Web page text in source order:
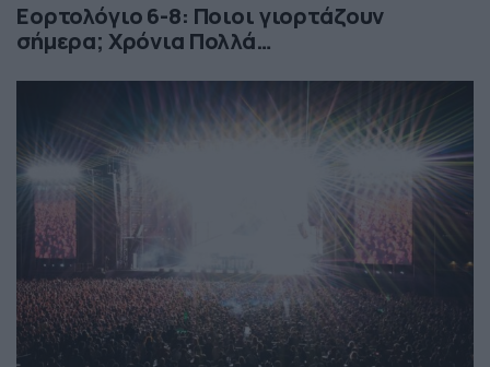
Εορτολόγιο 6-8: Ποιοι γιορτάζουν
σήμερα; Χρόνια Πολλά…